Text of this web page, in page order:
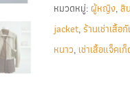
หมวดหมู่:ผู้หญิง,สิ
jacket,ร้านเช่าเสื้อ
หนาว, เช่าเสื้อแจ็คเ